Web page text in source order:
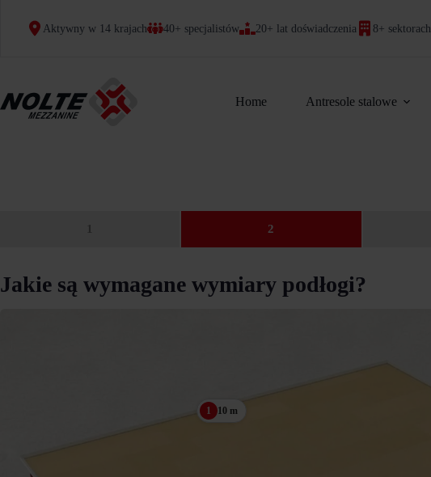
Aktywny w 14 krajach 40+ specjalistów 20+ lat doświadczenia 8+ sektorach
Home Antresole stalowe
1 2
Jakie są wymagane wymiary podłogi?
1
10 m